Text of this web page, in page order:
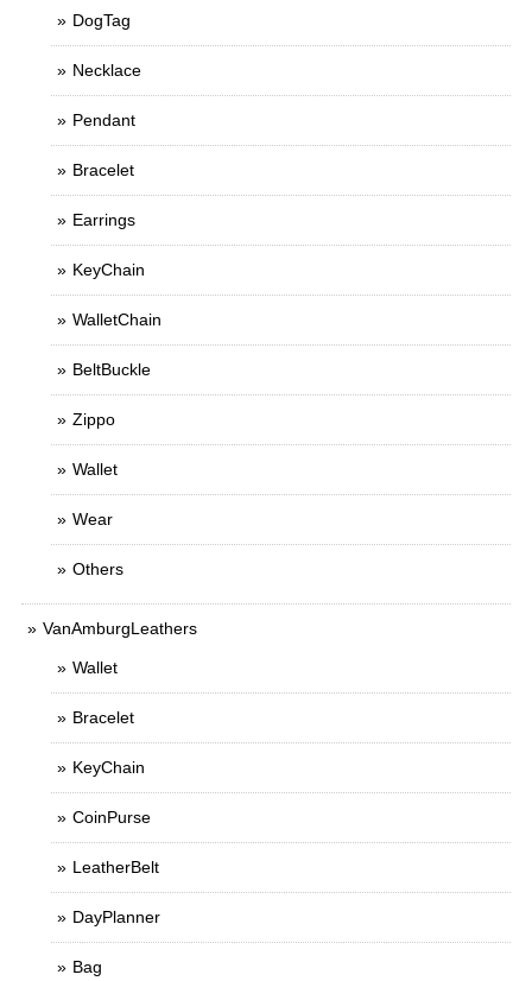
DogTag
Necklace
Pendant
Bracelet
Earrings
KeyChain
WalletChain
BeltBuckle
Zippo
Wallet
Wear
Others
VanAmburgLeathers
Wallet
Bracelet
KeyChain
CoinPurse
LeatherBelt
DayPlanner
Bag